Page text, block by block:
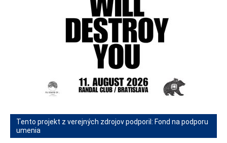
Tento projekt z verejných zdrojov podporil: Fond na podporu
umenia